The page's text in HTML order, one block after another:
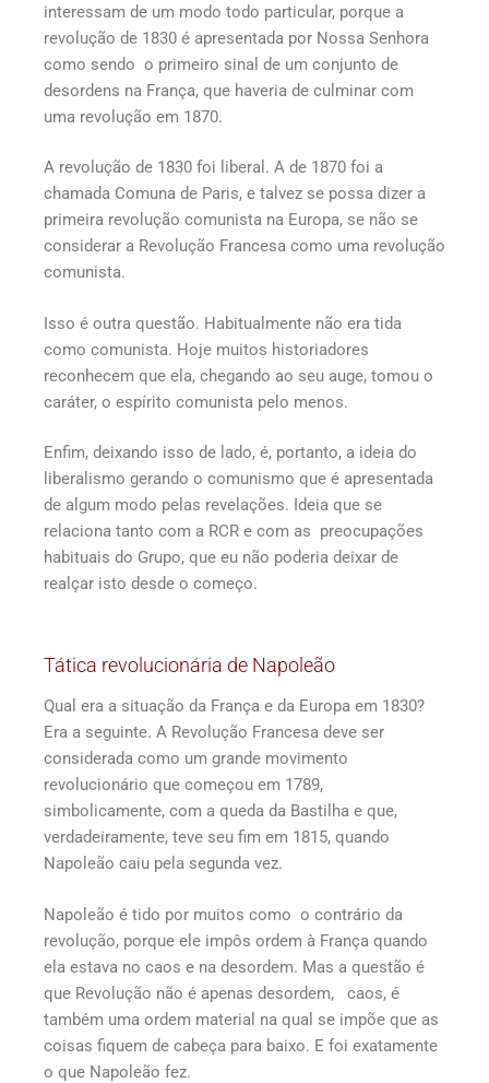
interessam de um modo todo particular, porque a
revolução de 1830 é apresentada por Nossa Senhora
como sendo o primeiro sinal de um conjunto de
desordens na França, que haveria de culminar com
uma revolução em 1870.
A revolução de 1830 foi liberal. A de 1870 foi a
chamada Comuna de Paris, e talvez se possa dizer a
primeira revolução comunista na Europa, se não se
considerar a Revolução Francesa como uma revolução
comunista.
Isso é outra questão. Habitualmente não era tida
como comunista. Hoje muitos historiadores
reconhecem que ela, chegando ao seu auge, tomou o
caráter, o espírito comunista pelo menos.
Enfim, deixando isso de lado, é, portanto, a ideia do
liberalismo gerando o comunismo que é apresentada
de algum modo pelas revelações. Ideia que se
relaciona tanto com a RCR e com as preocupações
habituais do Grupo, que eu não poderia deixar de
realçar isto desde o começo.
Tática revolucionária de Napoleão
Qual era a situação da França e da Europa em 1830?
Era a seguinte. A Revolução Francesa deve ser
considerada como um grande movimento
revolucionário que começou em 1789,
simbolicamente, com a queda da Bastilha e que,
verdadeiramente, teve seu fim em 1815, quando
Napoleão caiu pela segunda vez.
Napoleão é tido por muitos como o contrário da
revolução, porque ele impôs ordem à França quando
ela estava no caos e na desordem. Mas a questão é
que Revolução não é apenas desordem, caos, é
também uma ordem material na qual se impõe que as
coisas fiquem de cabeça para baixo. E foi exatamente
o que Napoleão fez.